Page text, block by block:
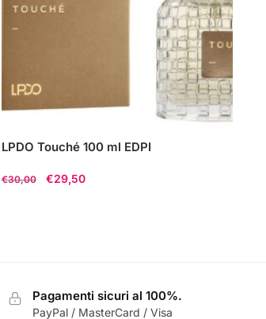
LPDO Touché 100 ml EDPI
€30,00
Il
€29,50
Pagamenti sicuri al 100%.
PayPal / MasterCard / Visa